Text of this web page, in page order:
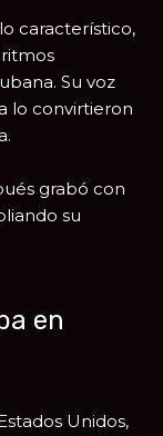
característico,
Su voz
lo convirtieron
grabó con
su
en
Unidos,